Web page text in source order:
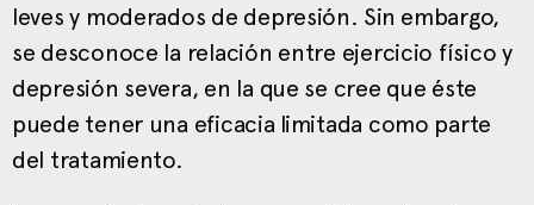
leves y moderados de depresión. Sin embargo,
se desconoce la relación entre ejercicio físico y
depresión severa, en la que se cree que éste
puede tener una eficacia limitada como parte
del tratamiento.